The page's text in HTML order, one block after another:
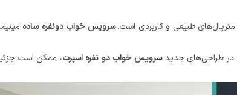
طبیعی و کاربردی است.سرویس خواب دونفره ساده
در طراحی‌های جدیدسرویس خواب دو نفره اسپرت، ممکن است